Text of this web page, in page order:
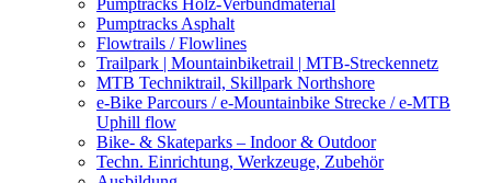
Pumptracks Holz-Verbundmaterial
Pumptracks Asphalt
Flowtrails / Flowlines
Trailpark | Mountainbiketrail | MTB-Streckennetz
MTB Techniktrail, Skillpark Northshore
e-Bike Parcours / e-Mountainbike Strecke / e-MTB
Uphill flow
Bike- & Skateparks – Indoor & Outdoor
Techn. Einrichtung, Werkzeuge, Zubehör